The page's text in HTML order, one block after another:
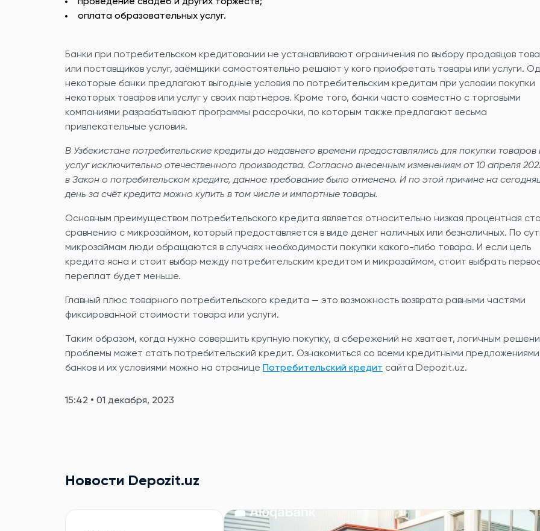
оплата образовательных услуг.
Банки при потребительском кредитовании не устанавливают ограничения по выбору продавцов
или поставщиков услуг, заёмщики самостоятельно решают у кого приобретать товары или услуги.
некоторые банки предлагают выгодные условия по потребительским кредитам при условии покупки
некоторых товаров или услуг у своих партнёров. Кроме того, банки часто совместно с торговыми
компаниями разрабатывают программы рассрочки, по которым также предлагают весьма
привлекательные условия.
В Узбекистане потребительские кредиты до недавнего времени предоставлялись для покупки товаров
услуг исключительно отечественного производства. Согласно внесенным изменениям от 10 апреля
в Закон о потребительском кредите, данное требование было отменено. И по этой причине на
день за счёт кредита можно купить в том числе и импортные товары.
Основным преимуществом потребительского кредита является относительно низкая процентная
сравнению с микрозаймом, который предоставляется в виде денег наличных или безналичных. По
микрозаймам люди обращаются в случаях необходимости покупки какого-либо товара. И если цель
кредита ясна и стоит выбор между потребительским кредитом и микрозаймом, стоит выбрать
переплат будет меньше.
Главный плюс товарного потребительского кредита — это возможность возврата равными частями
фиксированной стоимости товара или услуги.
Таким образом, когда нужно совершить крупную покупку, а сбережений не хватает, логичным
проблемы может стать потребительский кредит. Ознакомиться со всеми кредитными предложениями
банков и их условиями можно на странице Потребительский кредит сайта Depozit.uz.
15:42 • 01 декабря, 2023
Новости Depozit.uz